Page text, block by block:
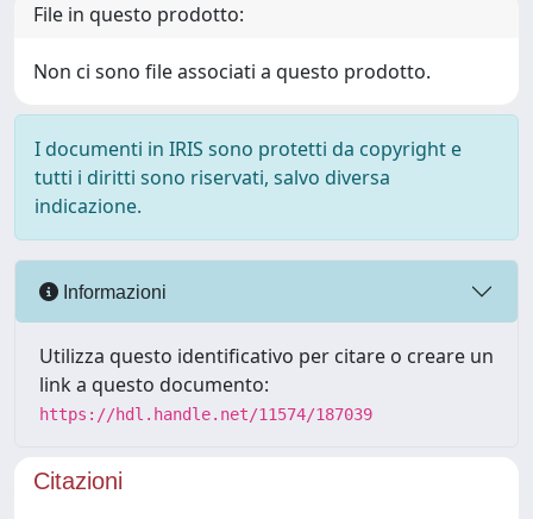
File in questo prodotto:
Non ci sono file associati a questo prodotto.
I documenti in IRIS sono protetti da copyright e
tutti i diritti sono riservati, salvo diversa
indicazione.
Informazioni
Utilizza questo identificativo per citare o creare un
link a questo documento:
https://hdl.handle.net/11574/187039
Citazioni